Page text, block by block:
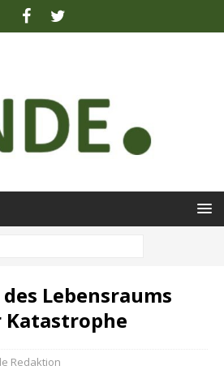
Lebensraums
Katastrophe
Redaktion